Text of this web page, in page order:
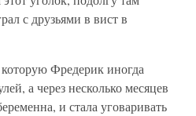
с друзьями в вист в
Фредерик иногда
а через несколько месяцев
и стала уговаривать